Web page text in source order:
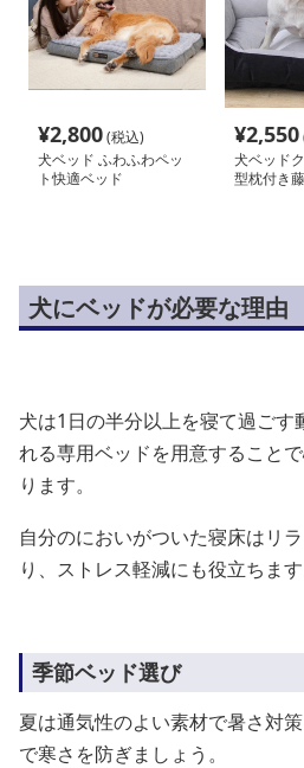
¥2,800(税込)
犬ベッド ふわふわペッ
ト快適ベッド
¥2,550
犬ベッド
型枕付き
犬にベッドが必要な理由
犬は1日の半分以上を寝て過ご
れる専用ベッドを用意すること
ります。
自分のにおいがついた寝床はリ
り、ストレス軽減にも役立ちます
季節ベッド選び
夏は通気性のよい素材で暑さ対
で寒さを防ぎましょう。